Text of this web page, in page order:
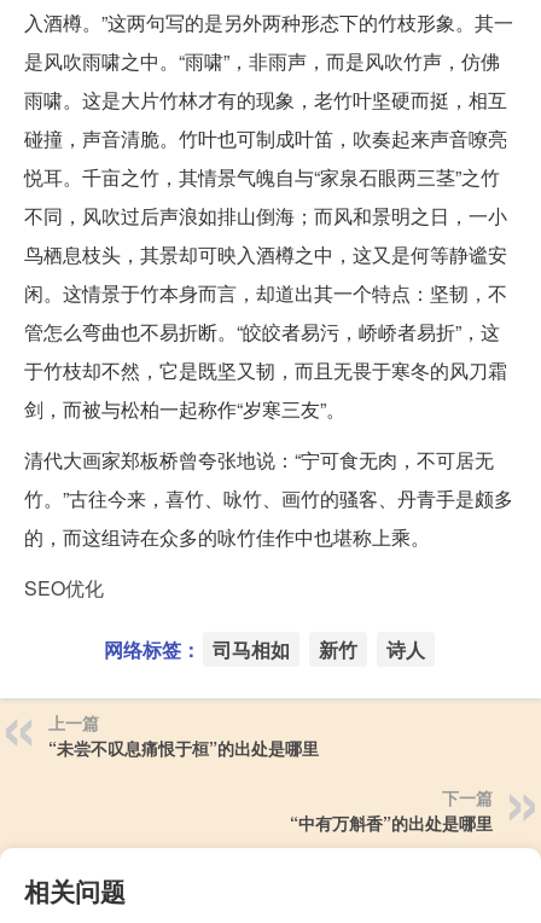
入酒樽。”这两句写的是另外两种形态下的竹枝形象。其一
是风吹雨啸之中。“雨啸”，非雨声，而是风吹竹声，仿佛
雨啸。这是大片竹林才有的现象，老竹叶坚硬而挺，相互
碰撞，声音清脆。竹叶也可制成叶笛，吹奏起来声音嘹亮
悦耳。千亩之竹，其情景气魄自与“家泉石眼两三茎”之竹
不同，风吹过后声浪如排山倒海；而风和景明之日，一小
鸟栖息枝头，其景却可映入酒樽之中，这又是何等静谧安
闲。这情景于竹本身而言，却道出其一个特点：坚韧，不
管怎么弯曲也不易折断。“皎皎者易污，峤峤者易折”，这
于竹枝却不然，它是既坚又韧，而且无畏于寒冬的风刀霜
剑，而被与松柏一起称作“岁寒三友”。
清代大画家郑板桥曾夸张地说：“宁可食无肉，不可居无
竹。”古往今来，喜竹、咏竹、画竹的骚客、丹青手是颇多
的，而这组诗在众多的咏竹佳作中也堪称上乘。
SEO优化
网络标签： 司马相如 新竹 诗人
上一篇
“未尝不叹息痛恨于桓”的出处是哪里
下一篇
“中有万斛香”的出处是哪里
相关问题